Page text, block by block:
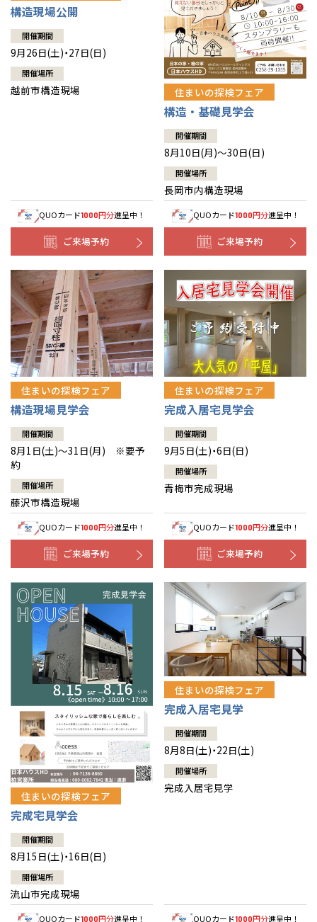
構造現場公開
開催期間
9月26日(土)・27日(日)
開催場所
越前市構造現場
QUOカード1000円分進呈中！
ご来場予約
住まいの探検フェア
構造・基礎見学会
開催期間
8月10日(月)～30日(日)
開催場所
長岡市内構造現場
QUOカード1000円分進呈中！
ご来場予約
住まいの探検フェア
構造現場見学会
開催期間
8月1日(土)～31日(月) ※要予
約
開催場所
藤沢市構造現場
QUOカード1000円分進呈中！
ご来場予約
住まいの探検フェア
完成入居宅見学会
開催期間
9月5日(土)・6日(日)
開催場所
青梅市完成現場
QUOカード1000円分進呈中！
ご来場予約
住まいの探検フェア
完成宅見学会
開催期間
8月15日(土)・16日(日)
開催場所
流山市完成現場
QUOカード1000円分進呈中！
住まいの探検フェア
完成入居宅見学
開催期間
8月8日(土)・22日(土)
開催場所
完成入居宅見学
QUOカード1000円分進呈中！